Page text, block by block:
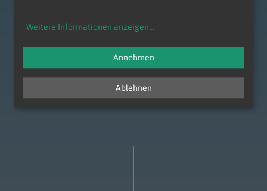
Weitere Informationen anzeigen...
Ablehnen
Annehmen